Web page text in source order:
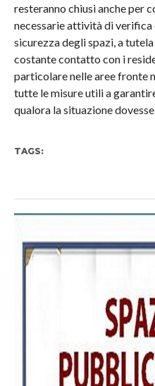
resteranno chiusi anche per
necessarie attività di
sicurezza degli spazi, a
costante contatto con i
particolare nelle aree fronte
tutte le misure utili a
qualora la situazione
TAGS: